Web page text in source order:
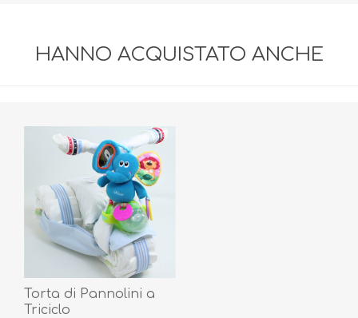
HANNO ACQUISTATO ANCHE
Torta di Pannolini a
Triciclo